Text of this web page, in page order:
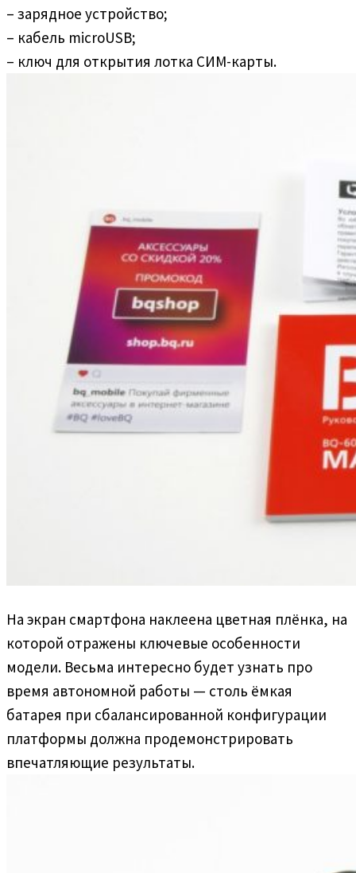
– зарядное устройство;
– кабель microUSB;
– ключ для открытия лотка СИМ-карты.
На экран смартфона наклеена цветная плёнка, на
которой отражены ключевые особенности
модели. Весьма интересно будет узнать про
время автономной работы — столь ёмкая
батарея при сбалансированной конфигурации
платформы должна продемонстрировать
впечатляющие результаты.